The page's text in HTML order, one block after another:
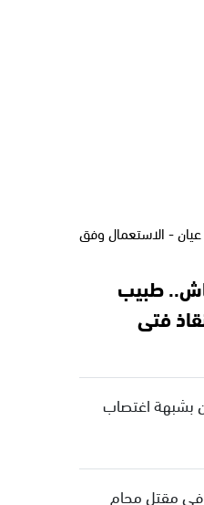
طبيب
فتى
بشبهة اغتصاب
مقتل محامٍ